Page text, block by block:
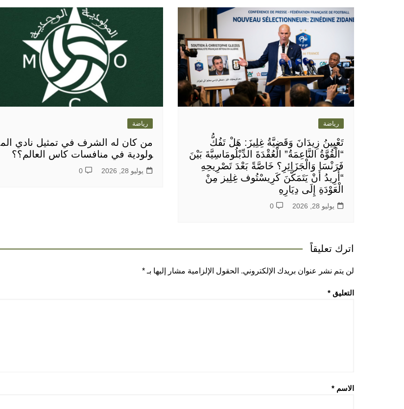
رياضة
تَعْيِينُ زِيدَانَ وَقَضِيَّةُ غِلِيزَ: هَلْ تَفُكُّ
“الْقُوَّةُ النَّاعِمَةُ” الْعُقْدَةَ الدِّبْلُومَاسِيَّةَ بَيْنَ
فَرَنْسَا وَالْجَزَائِرِ؟ خَاصَّةً بَعْدَ تَصْرِيحِهِ
“أُرِيدُ أَنْ يَتَمَكَّنَ كَرِيسْتُوف غِلِيز مِنْ
الْعَوْدَةِ إِلَى دِيَارِهِ
يوليو 28, 2026 0
رياضة
من كان له الشرف في تمثيل نادي الم
ولودية في منافسات كاس العالم؟؟
يوليو 28, 2026 0
اترك تعليقاً
لن يتم نشر عنوان بريدك الإلكتروني. الحقول الإلزامية مشار إليها بـ *
التعليق *
الاسم *